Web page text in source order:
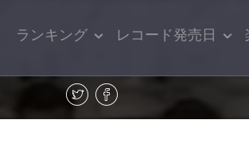
ランキング レコード発売日